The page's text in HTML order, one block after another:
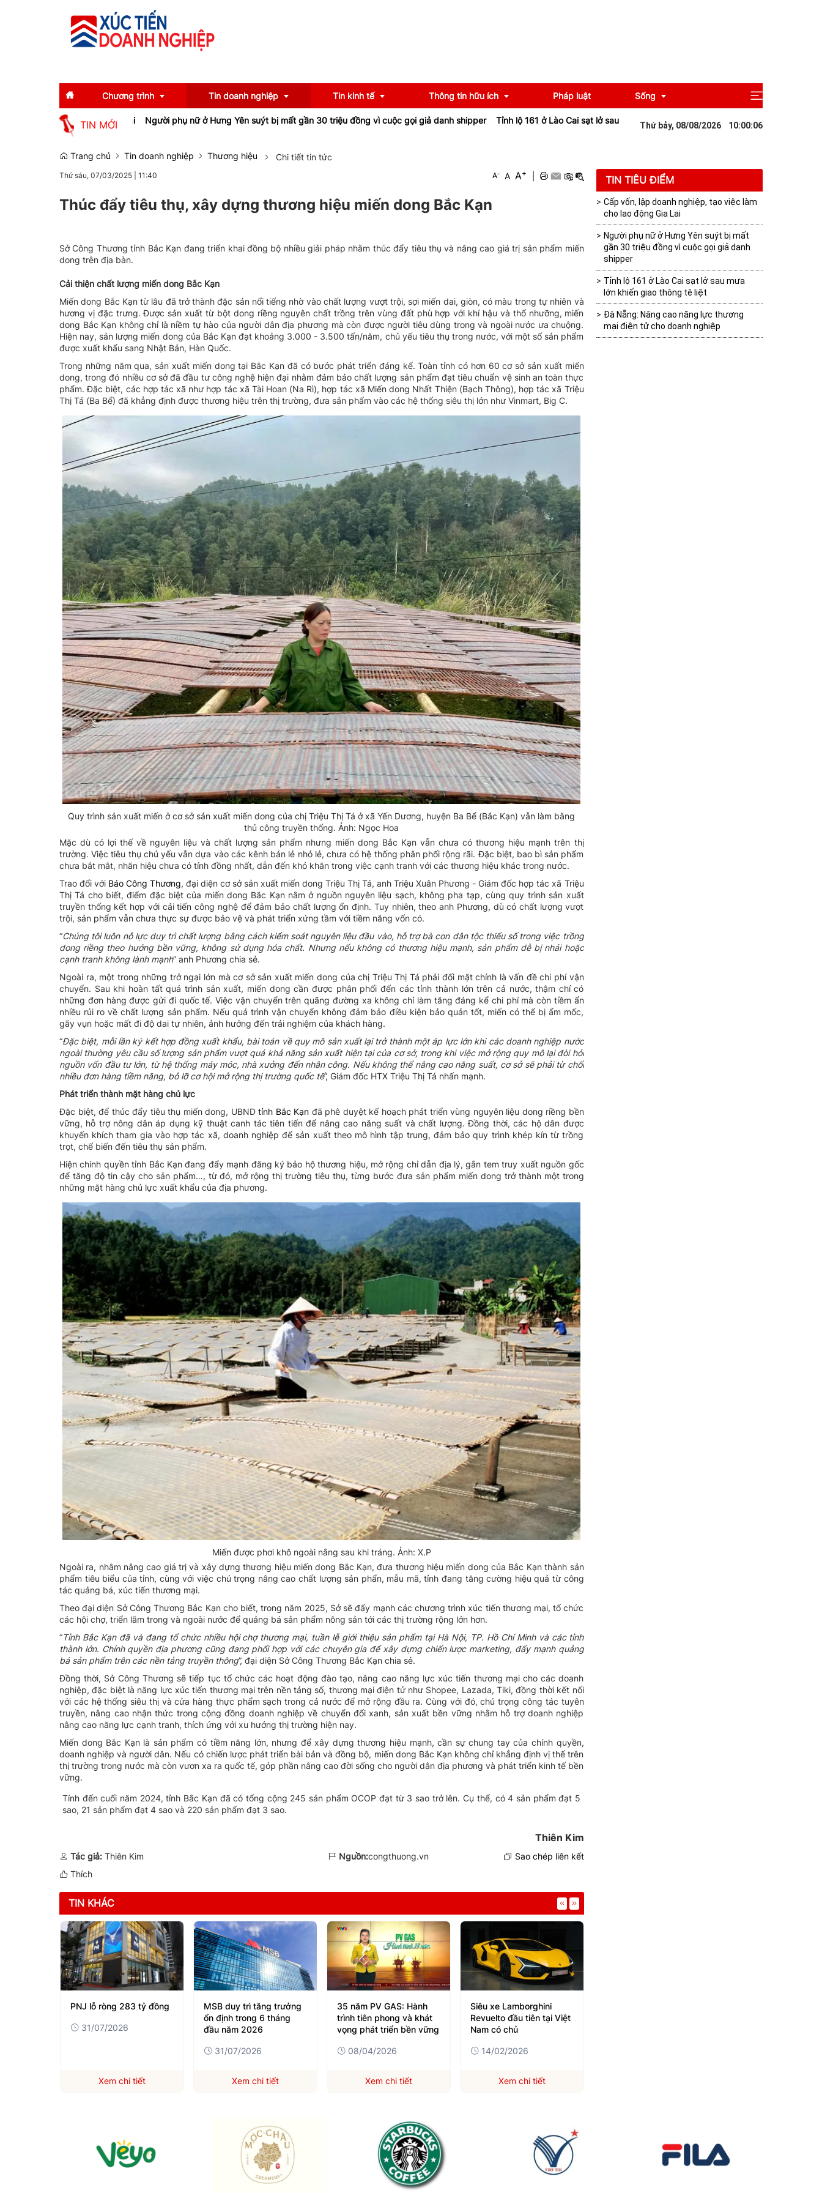
Chương trình
Diễn giả
Thông tin báo chí
Sự kiện
Tin doanh nghiệp
Tin tức
Doanh nghiệp tiêu biểu
Emagazine
Tin kinh tế
OCOP
Thông tin hữu ích
Ngân hàng
Pháp luật Sống
Du lịch
TIN MỚI
cho lao động Gia Lai Người phụ nữ ở Hưng Yên suýt bị mất gần 30 triệu đồng vì cuộc gọi giả danh shipper Tỉnh lộ 161 ở Lào Cai sạt lở sau mưa lớn khiến giao thông tê liệt Đà Nẵng: Nâng cao
Thứ bảy, 08/08/2026 10:00:08
Trang chủ Tin doanh nghiệp Thương hiệu Chi tiết tin tức
Thứ sáu, 07/03/2025 11:40 A- A A+
Thúc đẩy tiêu thụ, xây dựng thương hiệu miến dong Bắc Kạn
Sở Công Thương tỉnh Bắc Kạn đang triển khai đồng bộ nhiều giải pháp nhằm thúc đẩy tiêu thụ và nâng cao giá trị sản phẩm miến
dong trên địa bàn.
Cải thiện chất lượng miến dong Bắc Kạn
Miến dong Bắc Kạn từ lâu đã trở thành đặc sản nổi tiếng nhờ vào chất lượng vượt trội, sợi miến dai, giòn, có màu trong tự nhiên và
hương vị đặc trưng. Được sản xuất từ bột dong riềng nguyên chất trồng trên vùng đất phù hợp với khí hậu và thổ nhưỡng, miến
dong Bắc Kạn không chỉ là niềm tự hào của người dân địa phương mà còn được người tiêu dùng trong và ngoài nước ưa chuộng.
Hiện nay, sản lượng miến dong của Bắc Kạn đạt khoảng 3.000 - 3.500 tấn/năm, chủ yếu tiêu thụ trong nước, với một số sản phẩm
được xuất khẩu sang Nhật Bản, Hàn Quốc.
Trong những năm qua, sản xuất miến dong tại Bắc Kạn đã có bước phát triển đáng kể. Toàn tỉnh có hơn 60 cơ sở sản xuất miến
dong, trong đó nhiều cơ sở đã đầu tư công nghệ hiện đại nhằm đảm bảo chất lượng sản phẩm đạt tiêu chuẩn vệ sinh an toàn thực
phẩm. Đặc biệt, các hợp tác xã như hợp tác xã Tài Hoan (Na Rì), hợp tác xã Miến dong Nhất Thiện (Bạch Thông), hợp tác xã Triệu
Thị Tá (Ba Bể) đã khẳng định được thương hiệu trên thị trường, đưa sản phẩm vào các hệ thống siêu thị lớn như Vinmart, Big C.
Quy trình sản xuất miến ở cơ sở sản xuất miến dong của chị Triệu Thị Tá ở xã Yến Dương, huyện Ba Bể (Bắc Kạn) vẫn làm bằng
thủ công truyền thống. Ảnh: Ngọc Hoa
Mặc dù có lợi thế về nguyên liệu và chất lượng sản phẩm nhưng miến dong Bắc Kạn vẫn chưa có thương hiệu mạnh trên thị
trường. Việc tiêu thụ chủ yếu vẫn dựa vào các kênh bán lẻ nhỏ lẻ, chưa có hệ thống phân phối rộng rãi. Đặc biệt, bao bì sản phẩm
chưa bắt mắt, nhãn hiệu chưa có tính đồng nhất, dẫn đến khó khăn trong việc cạnh tranh với các thương hiệu khác trong nước.
Trao đổi với Báo Công Thương, đại diện cơ sở sản xuất miến dong Triệu Thị Tá, anh Triệu Xuân Phương - Giám đốc hợp tác xã Triệu
Thị Tá cho biết, điểm đặc biệt của miến dong Bắc Kạn nằm ở nguồn nguyên liệu sạch, không pha tạp, cùng quy trình sản xuất
truyền thống kết hợp với cải tiến công nghệ để đảm bảo chất lượng ổn định. Tuy nhiên, theo anh Phương, dù có chất lượng vượt
trội, sản phẩm vẫn chưa thực sự được bảo vệ và phát triển xứng tầm với tiềm năng vốn có.
“Chúngtôi luôn nỗ lực duy trì chất lượng bằng cách kiểm soát nguyên liệu đầu vào, hỗ trợ bà con dân tộc thiểu số trong việc trồng
dong riềng theo hướng bền vững, không sử dụng hóa chất. Nhưng nếu không có thương hiệu mạnh, sản phẩm dễ bị nhái hoặc
cạnh tranh không lành mạnh” anh Phương chia sẻ.
Ngoài ra, một trong những trở ngại lớn mà cơ sở sản xuất miến dong của chị Triệu Thị Tá phải đối mặt chính là vấn đề chi phí vận
chuyển. Sau khi hoàn tất quá trình sản xuất, miến dong cần được phân phối đến các tỉnh thành lớn trên cả nước, thậm chí có
những đơn hàng được gửi đi quốc tế. Việc vận chuyển trên quãng đường xa không chỉ làm tăng đáng kể chi phí mà còn tiềm ẩn
nhiều rủi ro về chất lượng sản phẩm. Nếu quá trình vận chuyển không đảm bảo điều kiện bảo quản tốt, miến có thể bị ẩm mốc,
gãy vụn hoặc mất đi độ dai tự nhiên, ảnh hưởng đến trải nghiệm của khách hàng.
“Đặcbiệt, mỗi lần ký kết hợp đồng xuất khẩu, bài toán về quy mô sản xuất lại trở thành một áp lực lớn khi các doanh nghiệp nước
ngoài thường yêu cầu số lượng sản phẩm vượt quá khả năng sản xuất hiện tại của cơ sở, trong khi việc mở rộng quy mô lại đòi hỏi
nguồn vốn đầu tư lớn, từ hệ thống máy móc, nhà xưởng đến nhân công. Nếu không thể nâng cao năng suất, cơ sở sẽ phải từ chối
nhiều đơn hàng tiềm năng, bỏ lỡ cơ hội mở rộng thị trường quốc tế”, Giám đốc HTX Triệu Thị Tá nhấn mạnh.
Phát triển thành mặt hàng chủ lực
Đặc biệt, để thúc đẩy tiêu thụ miến dong, UBND tỉnh Bắc Kạn đã phê duyệt kế hoạch phát triển vùng nguyên liệu dong riềng bền
vững, hỗ trợ nông dân áp dụng kỹ thuật canh tác tiên tiến để nâng cao năng suất và chất lượng. Đồng thời, các hộ dân được
khuyến khích tham gia vào hợp tác xã, doanh nghiệp để sản xuất theo mô hình tập trung, đảm bảo quy trình khép kín từ trồng
trọt, chế biến đến tiêu thụ sản phẩm.
Hiện chính quyền tỉnh Bắc Kạn đang đẩy mạnh đăng ký bảo hộ thương hiệu, mở rộng chỉ dẫn địa lý, gắn tem truy xuất nguồn gốc
để tăng độ tin cậy cho sản phẩm…, từ đó, mở rộng thị trường tiêu thụ, từng bước đưa sản phẩm miến dong trở thành một trong
những mặt hàng chủ lực xuất khẩu của địa phương.
Miến được phơi khô ngoài nắng sau khi tráng. Ảnh: X.P
Ngoài ra, nhằm nâng cao giá trị và xây dựng thương hiệu miến dong Bắc Kạn, đưa thương hiệu miến dong của Bắc Kạn thành sản
phẩm tiêu biểu của tỉnh, cùng với việc chú trọng nâng cao chất lượng sản phẩn, mẫu mã, tỉnh đang tăng cường hiệu quả từ công
tác quảng bá, xúc tiến thương mại.
Theo đại diện Sở Công Thương Bắc Kạn cho biết, trong năm 2025, Sở sẽ đẩy mạnh các chương trình xúc tiến thương mại, tổ chức
các hội chợ, triển lãm trong và ngoài nước để quảng bá sản phẩm nông sản tới các thị trường rộng lớn hơn.
“TỉnhBắc Kạn đã và đang tổ chức nhiều hội chợ thương mại, tuần lễ giới thiệu sản phẩm tại Hà Nội, TP. Hồ Chí Minh và các tỉnh
thành lớn. Chính quyền địa phương cũng đang phối hợp với các chuyên gia để xây dựng chiến lược marketing, đẩy mạnh quảng
bá sản phẩm trên các nền tảng truyền thông”, đại diện Sở Công Thương Bắc Kạn chia sẻ.
Đồng thời, Sở Công Thương sẽ tiếp tục tổ chức các hoạt động đào tạo, nâng cao năng lực xúc tiến thương mại cho các doanh
nghiệp, đặc biệt là năng lực xúc tiến thương mại trên nền tảng số, thương mại điện tử như Shopee, Lazada, Tiki, đồng thời kết nối
với các hệ thống siêu thị và cửa hàng thực phẩm sạch trong cả nước để mở rộng đầu ra. Cùng với đó, chú trọng công tác tuyên
truyền, nâng cao nhận thức trong cộng đồng doanh nghiệp về chuyển đổi xanh, sản xuất bền vững nhằm hỗ trợ doanh nghiệp
nâng cao năng lực cạnh tranh, thích ứng với xu hướng thị trường hiện nay.
Miến dong Bắc Kạn là sản phẩm có tiềm năng lớn, nhưng để xây dựng thương hiệu mạnh, cần sự chung tay của chính quyền,
doanh nghiệp và người dân. Nếu có chiến lược phát triển bài bản và đồng bộ, miến dong Bắc Kạn không chỉ khẳng định vị thế trên
thị trường trong nước mà còn vươn xa ra quốc tế, góp phần nâng cao đời sống cho người dân địa phương và phát triển kinh tế bền
vững.
Tính đến cuối năm 2024, tỉnh Bắc Kạn đã có tổng cộng 245 sản phẩm OCOP đạt từ 3 sao trở lên. Cụ thể, có 4 sản phẩm đạt 5
sao, 21 sản phẩm đạt 4 sao và 220 sản phẩm đạt 3 sao.
Thiên Kim
Tác giả: Thiên Kim Nguồn:congthuong.vn
Sao chép liên kết
Thích
TIN KHÁC
MSB duy trì tăng trưởng
đầu năm 2026
Xem chi tiết
35 năm PV GAS: Hành
trình tiên phong và khát
vọng phát triển bền vững
08/04/2026
Xem chi tiết
Siêu xe Lamborghini
Revuelto đầu tiên tại Việt
Nam có chủ
14/02/2026
Xem chi tiết
Yamaha PG-1 2025 - xế
chơi giá mềm cho người
hoài cổ
16/09/2025
Xem chi tiết
TIN TIÊU ĐIỂM
Cấp vốn, lập doanh nghiệp, tạo việc làm
cho lao động Gia Lai
Người phụ nữ ở Hưng Yên suýt bị mất
gần 30 triệu đồng vì cuộc gọi giả danh
shipper
Tỉnh lộ 161 ở Lào Cai sạt lở sau mưa
lớn khiến giao thông tê liệt
Đà Nẵng: Nâng cao năng lực thương
mại điện tử cho doanh nghiệp